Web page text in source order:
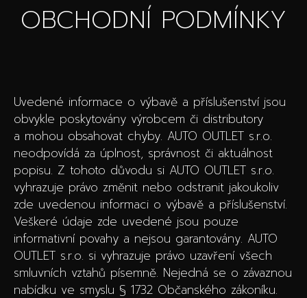
OBCHODNÍ PODMÍNKY
Uvedené informace o výbavě a příslušenství jsou
obvykle poskytovány výrobcem či distributory
a mohou obsahovat chyby. AUTO OUTLET s.r.o.
neodpovídá za úplnost, správnost či aktuálnost
popisu. Z tohoto důvodu si AUTO OUTLET s.r.o.
vyhrazuje právo změnit nebo odstranit jakoukoliv
zde uvedenou informaci o výbavě a příslušenství.
Veškeré údaje zde uvedené jsou pouze
informativní povahy a nejsou garantovány. AUTO
OUTLET s.r.o. si vyhrazuje právo uzavření všech
smluvních vztahů písemně. Nejedná se o závaznou
nabídku ve smyslu § 1732 Občanského zákoníku.